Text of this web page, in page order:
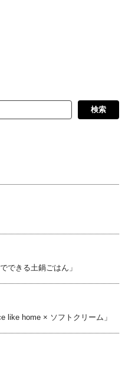
検索
できる土鍋ごはん」
like home × ソフトクリーム」